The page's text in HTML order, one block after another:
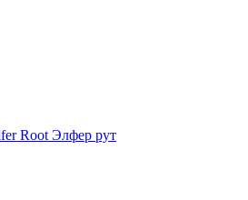
Root Элфер рут